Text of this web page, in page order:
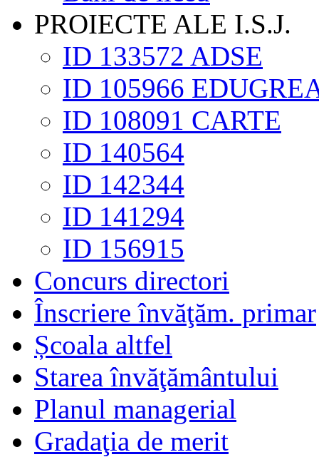
PROIECTE ALE I.S.J.
ID 133572 ADSE
ID 105966
ID 108091 CARTE
ID 140564
ID 142344
ID 141294
ID 156915
Concurs directori
Înscriere învăţăm. primar
Școala altfel
Starea învăţământului
Planul managerial
Gradaţia de merit